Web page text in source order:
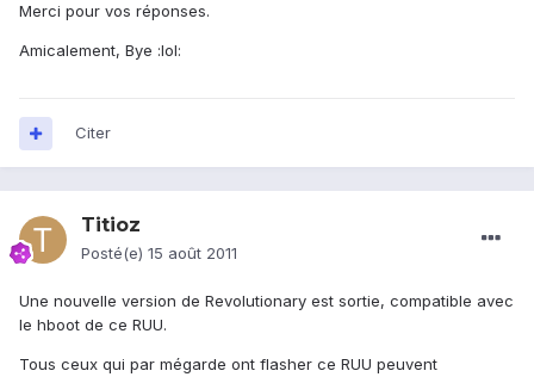
Merci pour vos réponses.
Amicalement, Bye :lol:
Citer
Titioz
Posté(e) 15 août 2011
Une nouvelle version de Revolutionary est sortie, compatible avec
le hboot de ce RUU.
Tous ceux qui par mégarde ont flasher ce RUU peuvent